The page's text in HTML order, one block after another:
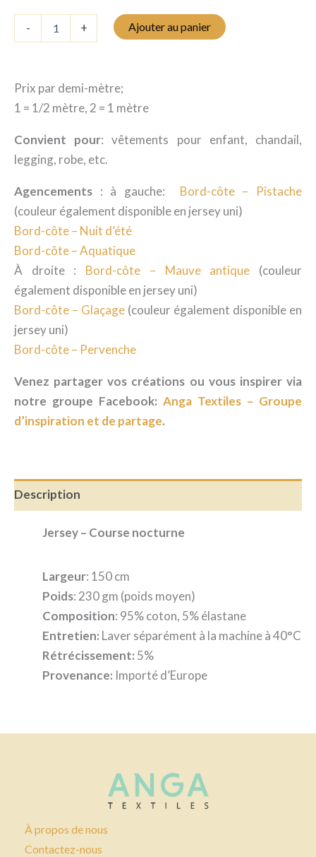
-
nocturne
+ Ajouter au panier
Prix par demi-mètre;
1 = 1/2 mètre, 2 = 1 mètre
Convient pour: vêtements pour enfant, chandail,
legging, robe, etc.
Agencements : à gauche: Bord-côte – Pistache
(couleur également disponible en jersey uni)
Bord-côte – Nuit d’été
Bord-côte – Aquatique
À droite : Bord-côte – Mauve antique (couleur
également disponible en jersey uni)
Bord-côte – Glaçage (couleur également disponible en
jersey uni)
Bord-côte – Pervenche
Venez partager vos créations ou vous inspirer via
notre groupe Facebook: Anga Textiles – Groupe
d’inspiration et de partage.
Description
Jersey – Course nocturne
Largeur: 150 cm
Poids: 230 gm (poids moyen)
Composition: 95% coton, 5% élastane
Entretien: Laver séparément à la machine à 40°C
Rétrécissement: 5%
Provenance: Importé d’Europe
À propos de nous
Contactez-nous